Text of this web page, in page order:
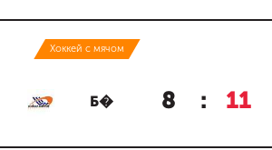
Хоккей с мячом
Б� 8 : 11